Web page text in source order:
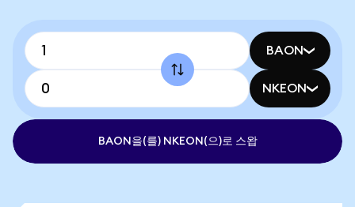
BAON
NKEON
BAON을(를) NKEON(으)로 스왑